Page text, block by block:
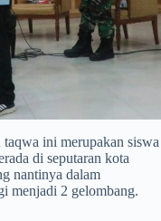
ini merupakan siswa
di seputaran kota
nantinya dalam
menjadi 2 gelombang.